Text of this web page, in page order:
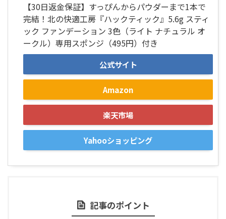
【30日返金保証】すっぴんからパウダーまで1本で
完結！北の快適工房『ハックティック』5.6g スティ
ック ファンデーション 3色（ライト ナチュラル オ
ークル）専用スポンジ（495円）付き
公式サイト
Amazon
楽天市場
Yahooショッピング
記事のポイント